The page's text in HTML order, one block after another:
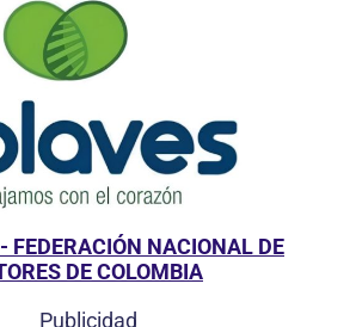
FEDERACIÓN NACIONAL DE
DE COLOMBIA
Publicidad